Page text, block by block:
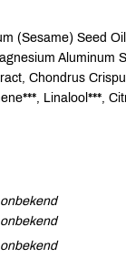
(Sesame) Seed
Aluminum
Chondrus
Linalool***,
onbekend
onbekend
onbekend